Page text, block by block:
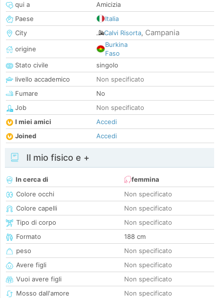
qui a
Amicizia
Paese
Italia
City
Calvi Risorta, Campania
origine
Burkina
Faso
Stato civile
singolo
livello accademico
Non specificato
Fumare
No
Job
Non specificato
I miei amici
Accedi
Joined
Accedi
Il mio fisico e +
In cerca di
femmina
Colore occhi
Non specificato
Colore capelli
Non specificato
Tipo di corpo
Non specificato
Formato
188 cm
peso
Non specificato
Avere figli
Non specificato
Vuoi avere figli
Non specificato
Mosso dall'amore
Non specificato